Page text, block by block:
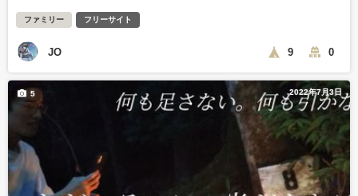
ファミリー フリーサイト
JO 9 0
2022年7月3日
5